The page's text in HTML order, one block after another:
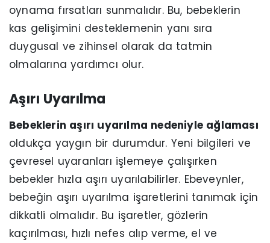
oynama fırsatları sunmalıdır. Bu, bebeklerin
kas gelişimini desteklemenin yanı sıra
duygusal ve zihinsel olarak da tatmin
olmalarına yardımcı olur.
Aşırı Uyarılma
Bebeklerin aşırı uyarılma nedeniyle ağlaması
oldukça yaygın bir durumdur. Yeni bilgileri ve
çevresel uyaranları işlemeye çalışırken
bebekler hızla aşırı uyarılabilirler. Ebeveynler,
bebeğin aşırı uyarılma işaretlerini tanımak için
dikkatli olmalıdır. Bu işaretler, gözlerin
kaçırılması, hızlı nefes alıp verme, el ve